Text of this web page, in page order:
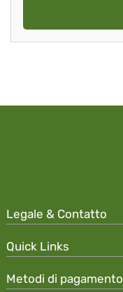
Legale & Contatto
Quick Links
Metodi di pagamento